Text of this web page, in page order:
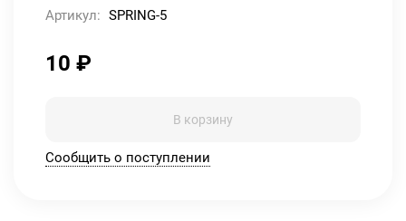
Артикул: SPRING-5
10 ₽
В корзину
Сообщить о поступлении